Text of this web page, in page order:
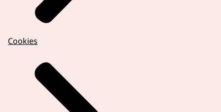
Cookies